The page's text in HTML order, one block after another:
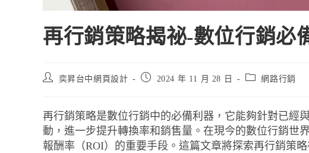
再行銷策略揭祕-數位行銷必
奕昇台中網頁設計 2024 年 11 月 28 日 網路行銷
再行銷策略是數位行銷中的必備利器，它能夠針對已經
動，進一步提升轉換率和銷售量。在現今的數位行銷世
報酬率（ROI）的重要手段。這篇文章將探索再行銷策